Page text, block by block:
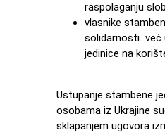
raspolaganju
vlasnike
solidarnosti već
jedinice na
Ustupanje stambene
osobama iz Ukrajine
sklapanjem ugovora